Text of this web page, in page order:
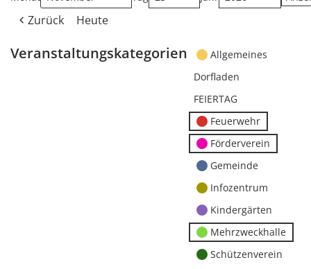
Zurück Heute
Veranstaltungskategorien
Allgemeines
Dorfladen
FEIERTAG
Feuerwehr
Förderverein
Gemeinde
Infozentrum
Kindergärten
Mehrzweckhalle
Schützenverein